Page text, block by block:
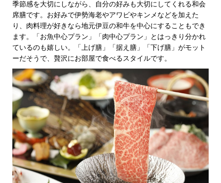
季節感を大切にしながら、自分の好みも大切にしてくれる和会
席膳です。お好みで伊勢海老やアワビやキンメなどを加えた
り、肉料理が好きなら地元伊豆の和牛を中心にすることもでき
ます。「お魚中心プラン」「肉中心プラン」とはっきり分かれ
ているのも嬉しい。「上げ膳」「据え膳」「下げ膳」がモット
ーだそうで、贅沢にお部屋で食べるスタイルです。